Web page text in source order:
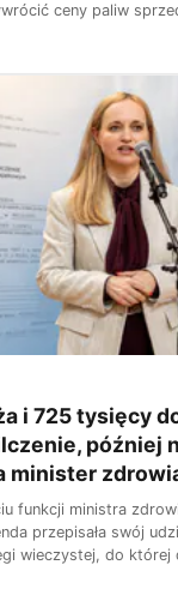
ceny paliw
program CPN. Jak
i 725 tysięcy
później
minister
funkcji ministra
przepisała swój
wieczystej, do której